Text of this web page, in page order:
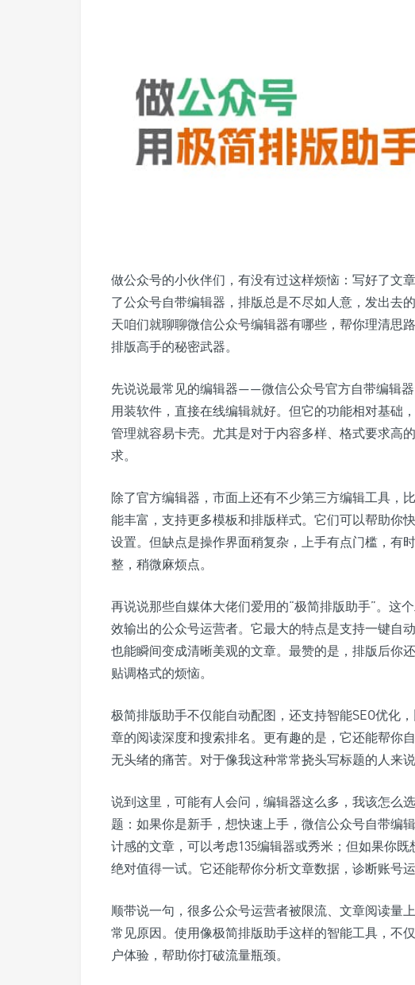
做公众号的小伙伴们，有没有过这样烦恼：写好了文
了公众号自带编辑器，排版总是不尽如人意，发出去
天咱们就聊聊微信公众号编辑器有哪些，帮你理清思
排版高手的秘密武器。
先说说最常见的编辑器——微信公众号官方自带编辑
用装软件，直接在线编辑就好。但它的功能相对基础
管理就容易卡壳。尤其是对于内容多样、格式要求高
求。
除了官方编辑器，市面上还有不少第三方编辑工具，
能丰富，支持更多模板和排版样式。它们可以帮助你
设置。但缺点是操作界面稍复杂，上手有点门槛，有
整，稍微麻烦点。
再说说那些自媒体大佬们爱用的“极简排版助手”。这
效输出的公众号运营者。它最大的特点是支持一键自
也能瞬间变成清晰美观的文章。最赞的是，排版后你
贴调格式的烦恼。
极简排版助手不仅能自动配图，还支持智能SEO优化
章的阅读深度和搜索排名。更有趣的是，它还能帮你
无头绪的痛苦。对于像我这种常常挠头写标题的人来
说到这里，可能有人会问，编辑器这么多，我该怎么
题：如果你是新手，想快速上手，微信公众号自带编
计感的文章，可以考虑135编辑器或秀米；但如果你
绝对值得一试。它还能帮你分析文章数据，诊断账号
顺带说一句，很多公众号运营者被限流、文章阅读量
常见原因。使用像极简排版助手这样的智能工具，不
户体验，帮助你打破流量瓶颈。